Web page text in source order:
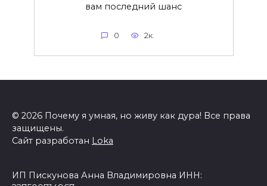
вам последний шанс
0 2к.
© 2026 Почему я умная, но живу как дура! Все права
защищены.
Сайт разработан Loka
ИП Пискунова Анна Владимировна ИНН: